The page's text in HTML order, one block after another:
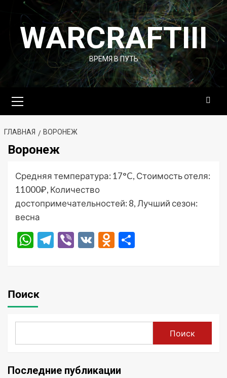
Перейти
содержимому
WARCRAFTIII
ВРЕМЯ В ПУТЬ
меню
ГЛАВНАЯ ВОРОНЕЖ
Воронеж
Средняя температура: 17°C, Стоимость отеля:
11000₽, Количество
достопримечательностей: 8, Лучший сезон:
весна
WhatsApp
Telegram
Viber
VK Odnoklassniki
Поиск
Поиск
Последние публикации